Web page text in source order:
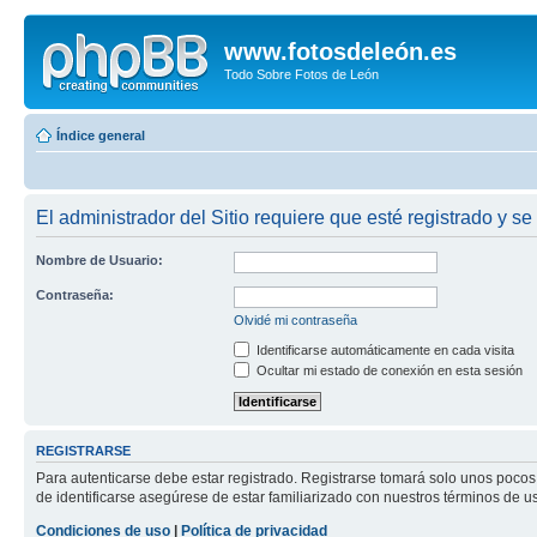
www.fotosdeleón.es
Todo Sobre Fotos de León
Índice general
El administrador del Sitio requiere que esté registrado y
Nombre de Usuario:
Contraseña:
Olvidé mi contraseña
Identificarse automáticamente en cada visita
Ocultar mi estado de conexión en esta sesión
REGISTRARSE
Para autenticarse debe estar registrado. Registrarse tomará solo unos
de identificarse asegúrese de estar familiarizado con nuestros términos de
Condiciones de uso
Política de privacidad